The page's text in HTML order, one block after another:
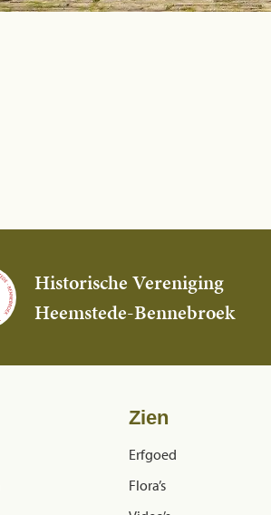
Historische Vereniging
Heemstede-Bennebroek
Zien
Erfgoed
Flora’s